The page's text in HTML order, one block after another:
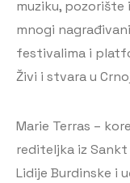
muziku, pozorište
mnogi
festivalima i
Živi i stvara u
Marie Terras –
rediteljka iz
Lidije Burdinske i